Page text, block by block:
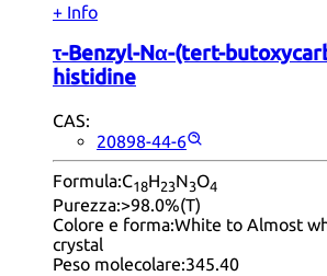
+ Info
τ-Benzyl-Nα-(tert-
histidine
CAS:
20898-44-6
Formula:C18H23N3O4
Purezza:>98.0%(T)
Colore e forma:White to Almost
crystal
Peso molecolare:345.40